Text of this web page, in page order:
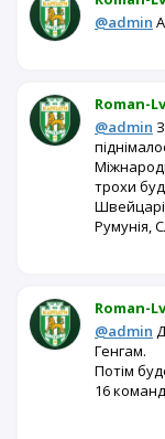
@admin
Roman-
@admin
трохи
Румунія,
Roman-
@admin
Генгам.
Потім
16